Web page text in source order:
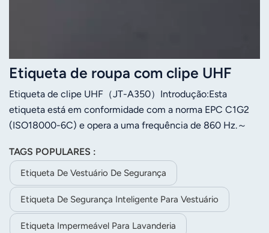
Etiqueta de roupa com clipe UHF
Etiqueta de clipe UHF（JT-A350）Introdução:Esta
etiqueta está em conformidade com a norma EPC C1G2
(ISO18000-6C) e opera a uma frequência de 860 Hz.～
de estoque de vestuário e gerenciamento de processos de
produção.
TAGS POPULARES :
Etiqueta De Vestuário De Segurança
Etiqueta De Segurança Inteligente Para Vestuário
Etiqueta Impermeável Para Lavanderia